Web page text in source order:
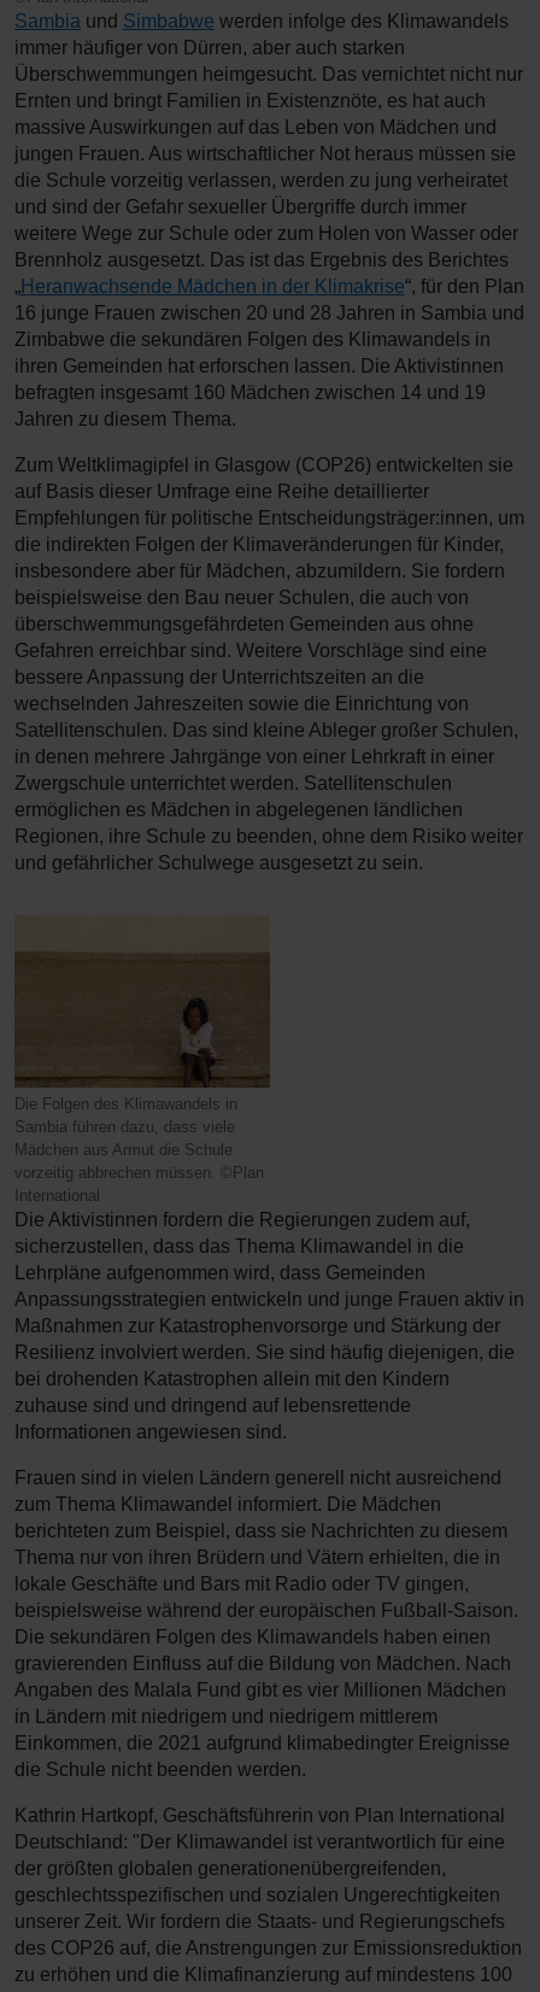
Sambia und Simbabwe werden infolge des Klimawandels
immer häufiger von Dürren, aber auch starken
Überschwemmungen heimgesucht. Das vernichtet nicht nur
Ernten und bringt Familien in Existenznöte, es hat auch
massive Auswirkungen auf das Leben von Mädchen und
jungen Frauen. Aus wirtschaftlicher Not heraus müssen sie
die Schule vorzeitig verlassen, werden zu jung verheiratet
und sind der Gefahr sexueller Übergriffe durch immer
weitere Wege zur Schule oder zum Holen von Wasser oder
Brennholz ausgesetzt. Das ist das Ergebnis des Berichtes
„Heranwachsende Mädchen in der Klimakrise“, für den Plan
16 junge Frauen zwischen 20 und 28 Jahren in Sambia und
Zimbabwe die sekundären Folgen des Klimawandels in
ihren Gemeinden hat erforschen lassen. Die Aktivistinnen
befragten insgesamt 160 Mädchen zwischen 14 und 19
Jahren zu diesem Thema.
Zum Weltklimagipfel in Glasgow (COP26) entwickelten sie
auf Basis dieser Umfrage eine Reihe detaillierter
Empfehlungen für politische Entscheidungsträger:innen, um
die indirekten Folgen der Klimaveränderungen für Kinder,
insbesondere aber für Mädchen, abzumildern. Sie fordern
beispielsweise den Bau neuer Schulen, die auch von
überschwemmungsgefährdeten Gemeinden aus ohne
Gefahren erreichbar sind. Weitere Vorschläge sind eine
bessere Anpassung der Unterrichtszeiten an die
wechselnden Jahreszeiten sowie die Einrichtung von
Satellitenschulen. Das sind kleine Ableger großer Schulen,
in denen mehrere Jahrgänge von einer Lehrkraft in einer
Zwergschule unterrichtet werden. Satellitenschulen
ermöglichen es Mädchen in abgelegenen ländlichen
Regionen, ihre Schule zu beenden, ohne dem Risiko weiter
und gefährlicher Schulwege ausgesetzt zu sein.
Die Folgen des Klimawandels in
Sambia führen dazu, dass viele
Mädchen aus Armut die Schule
vorzeitig abbrechen müssen. ©Plan
International
Die Aktivistinnen fordern die Regierungen zudem auf,
sicherzustellen, dass das Thema Klimawandel in die
Lehrpläne aufgenommen wird, dass Gemeinden
Anpassungsstrategien entwickeln und junge Frauen aktiv in
Maßnahmen zur Katastrophenvorsorge und Stärkung der
Resilienz involviert werden. Sie sind häufig diejenigen, die
bei drohenden Katastrophen allein mit den Kindern
zuhause sind und dringend auf lebensrettende
Informationen angewiesen sind.
Frauen sind in vielen Ländern generell nicht ausreichend
zum Thema Klimawandel informiert. Die Mädchen
berichteten zum Beispiel, dass sie Nachrichten zu diesem
Thema nur von ihren Brüdern und Vätern erhielten, die in
lokale Geschäfte und Bars mit Radio oder TV gingen,
beispielsweise während der europäischen Fußball-Saison.
Die sekundären Folgen des Klimawandels haben einen
gravierenden Einfluss auf die Bildung von Mädchen. Nach
Angaben des Malala Fund gibt es vier Millionen Mädchen
in Ländern mit niedrigem und niedrigem mittlerem
Einkommen, die 2021 aufgrund klimabedingter Ereignisse
die Schule nicht beenden werden.
Kathrin Hartkopf, Geschäftsführerin von Plan International
Deutschland: "Der Klimawandel ist verantwortlich für eine
der größten globalen generationenübergreifenden,
geschlechtsspezifischen und sozialen Ungerechtigkeiten
unserer Zeit. Wir fordern die Staats- und Regierungschefs
des COP26 auf, die Anstrengungen zur Emissionsreduktion
zu erhöhen und die Klimafinanzierung auf mindestens 100